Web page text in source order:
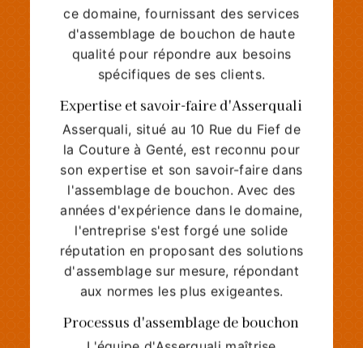
ce domaine, fournissant des services
d'assemblage de bouchon de haute
qualité pour répondre aux besoins
spécifiques de ses clients.
Expertise et savoir-faire d'Asserquali
Asserquali, situé au 10 Rue du Fief de
la Couture à Genté, est reconnu pour
son expertise et son savoir-faire dans
l'assemblage de bouchon. Avec des
années d'expérience dans le domaine,
l'entreprise s'est forgé une solide
réputation en proposant des solutions
d'assemblage sur mesure, répondant
aux normes les plus exigeantes.
Processus d'assemblage de bouchon
L'équipe d'Asserquali maîtrise